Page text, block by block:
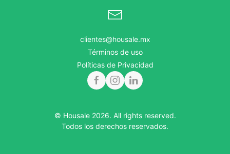
clientes@housale.mx
Términos de uso
Políticas de Privacidad
© Housale 2026. All rights reserved.
Todos los derechos reservados.